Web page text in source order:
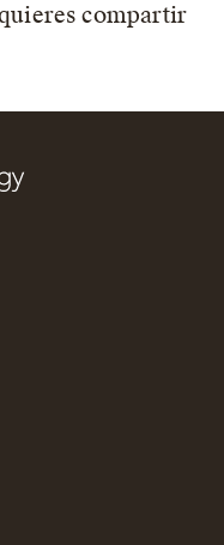
compartir